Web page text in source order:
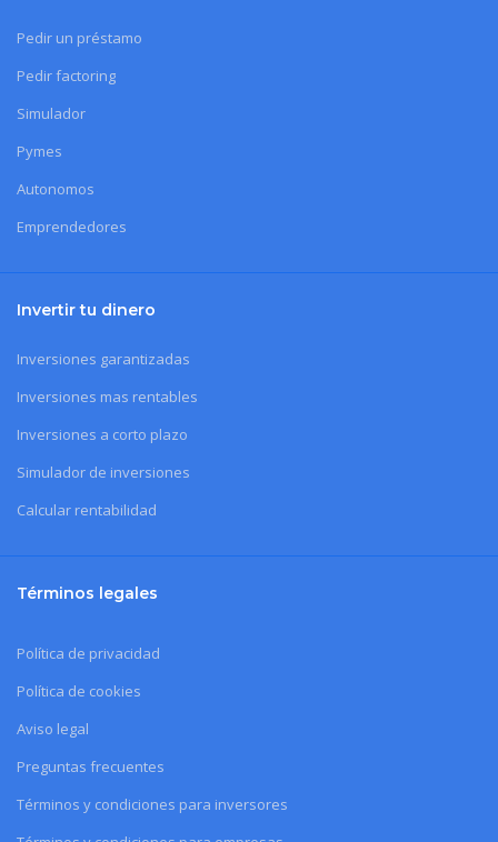
Pedir un préstamo
Pedir factoring
Simulador
Pymes
Autonomos
Emprendedores
Invertir tu dinero
Inversiones garantizadas
Inversiones mas rentables
Inversiones a corto plazo
Simulador de inversiones
Calcular rentabilidad
Términos legales
Política de privacidad
Política de cookies
Aviso legal
Preguntas frecuentes
Términos y condiciones para inversores